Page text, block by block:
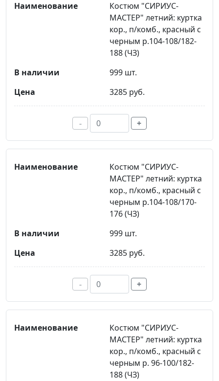
Костюм "СИРИУС-
МАСТЕР" летний: куртка
кор., п/комб., красный с
черным р.104-108/182-
188 (ЧЗ)
999 шт.
3285 руб.
- +
Костюм "СИРИУС-
МАСТЕР" летний: куртка
кор., п/комб., красный с
черным р.104-108/170-
176 (ЧЗ)
999 шт.
3285 руб.
- +
Костюм "СИРИУС-
МАСТЕР" летний: куртка
кор., п/комб., красный с
черным р. 96-100/182-
188 (ЧЗ)